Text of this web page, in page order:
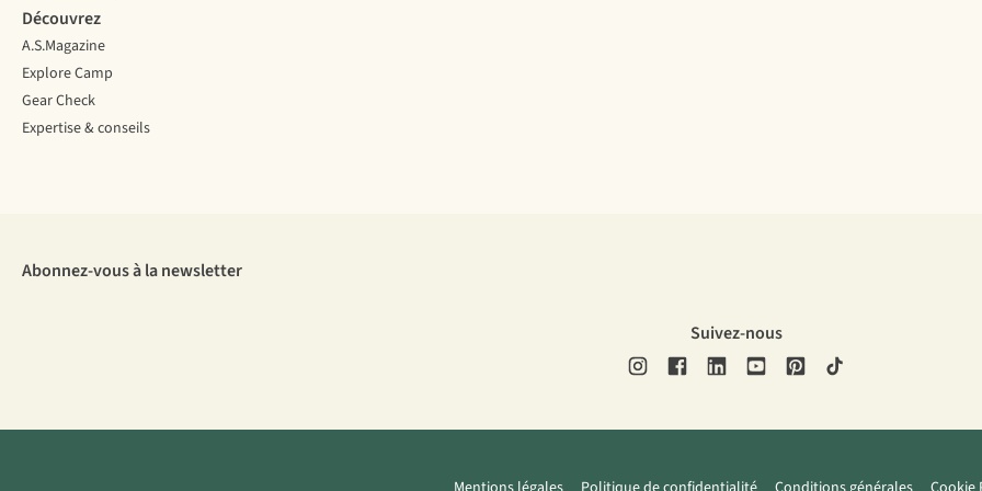
Découvrez
A.S.Magazine
Explore Camp
Gear Check
Expertise & conseils
Abonnez-vous à la newsletter
Suivez-nous